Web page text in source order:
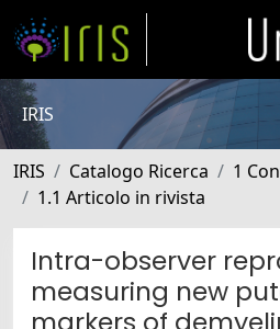
IRIS
IRIS Catalogo Ricerca
1
1.1 Articolo in rivista
Intra-observer
measuring new